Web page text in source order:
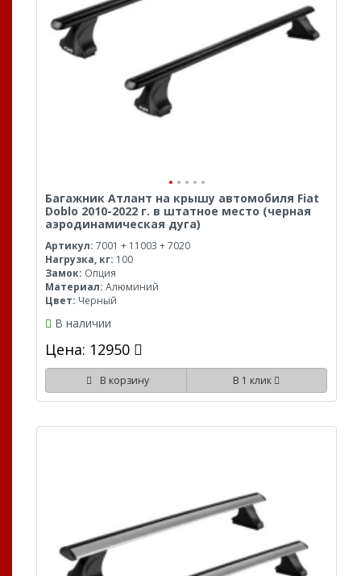
Багажник Атлант на крышу автомобиля Fiat
Doblo 2010-2022 г. в штатное место (черная
аэродинамическая дуга)
Артикул: 7001 + 11003 + 7020
Нагрузка, кг: 100
Замок: Опция
Материал: Алюминий
Цвет: Черный
В наличии
Цена: 12950
В корзину В 1 клик